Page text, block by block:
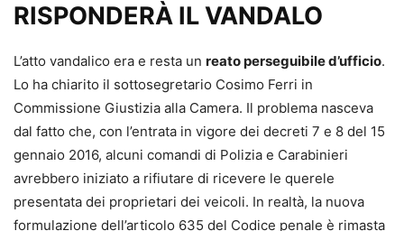
RISPONDERÀ IL VANDALO
L’atto vandalico era e resta un reato perseguibile d’ufficio.
Lo ha chiarito il sottosegretario Cosimo Ferri in
Commissione Giustizia alla Camera. Il problema nasceva
dal fatto che, con l’entrata in vigore dei decreti 7 e 8 del 15
gennaio 2016, alcuni comandi di Polizia e Carabinieri
avrebbero iniziato a rifiutare di ricevere le querele
presentata dei proprietari dei veicoli. In realtà, la nuova
formulazione dell’articolo 635 del Codice penale è rimasta